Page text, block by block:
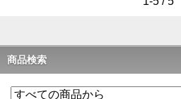
商品検索